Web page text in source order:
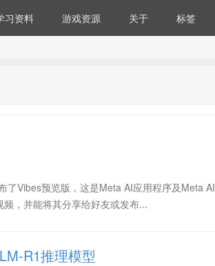
习资料 游戏资源 关于 标签
了Vibes预览版，这是Meta AI应用程序及Meta AI
，并能将其分享给好友或发布...
R1推理模型